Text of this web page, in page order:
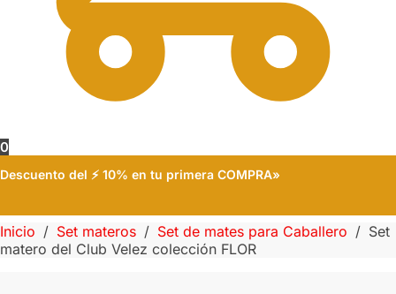
0
Descuento del ⚡ 10% en tu primera COMPRA»
Inicio / Set materos / Set de mates para Caballero / Set
matero del Club Velez colección FLOR